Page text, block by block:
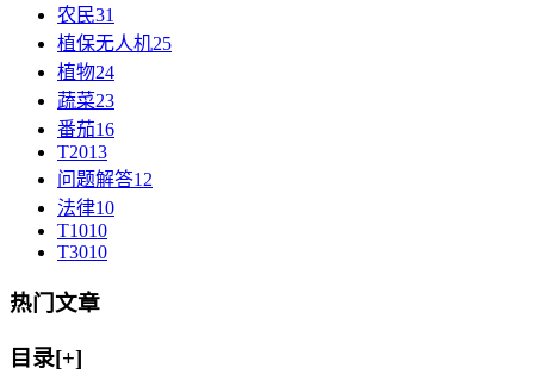
农民31
植保无人机25
植物24
蔬菜23
番茄16
T2013
问题解答12
法律10
T1010
T3010
热门文章
目录[+]